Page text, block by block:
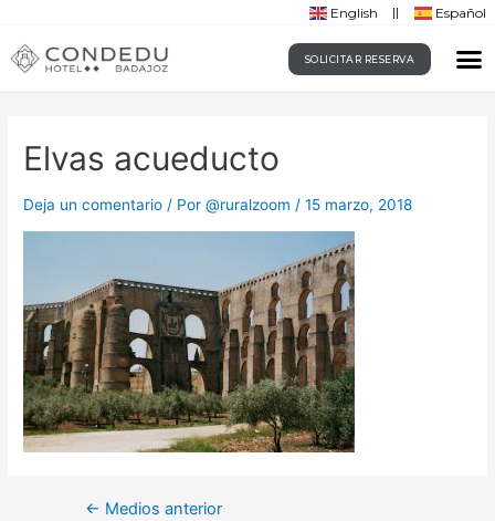
English Español
SOLICITAR RESERVA
Elvas acueducto
Deja un comentario / Por@ruralzoom /15 marzo, 2018
← Medios anterior